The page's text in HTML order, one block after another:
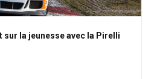
sur la jeunesse avec la Pirelli